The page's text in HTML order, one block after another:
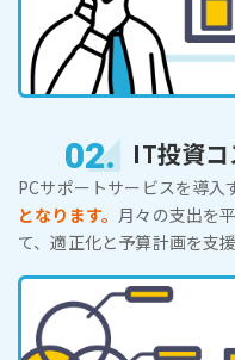
02. IT投資
PCサポートサービスを導入
となります。 月々の支出を
て、適正化と予算計画を支援